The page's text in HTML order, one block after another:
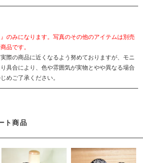
のみになります。写真のその他のアイテムは別売
品です。
際の商品に近くなるよう努めておりますが、モニ
具合により、色や雰囲気が実物とやや異なる場合
めご了承ください。
ト商品